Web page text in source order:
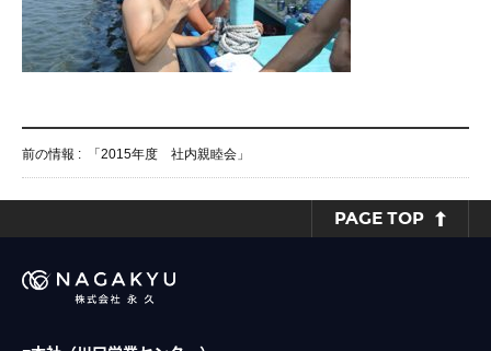
前の情報 : 「2015年度 社内親睦会」
PAGE TOP